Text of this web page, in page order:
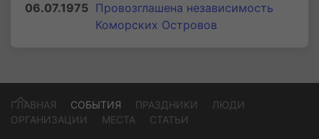
06.07.1975 Провозглашена независимость
Коморских Островов
ГЛАВНАЯ СОБЫТИЯ ПРАЗДНИКИ
ЛЮДИ
ОРГАНИЗАЦИИ
МЕСТА СТАТЬИ